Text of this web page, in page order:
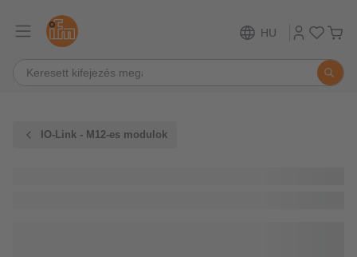
HU
IO-Link - M12-es modulok